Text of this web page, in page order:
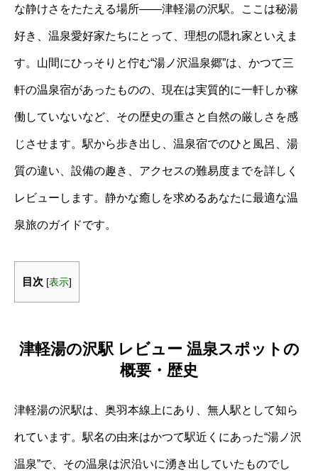
な静けさをたたえる場所――津軽湯の沢駅。ここは秘湯
好き、温泉愛好家たちにとって、理想の隠れ家といえま
す。山間にひっそりと佇む“湯ノ沢温泉郷”は、かつて三
軒の温泉宿があったものの、現在は実質的に一軒しか稼
働していないなど、その歴史の重さと自然の厳しさを感
じさせます。駅から歩き出し、温泉宿でのひと風呂、湯
質の違い、設備の趣き、アクセスの難易度までを詳しく
レビューします。静かな癒しを求めるあなたに最適な温
泉旅のガイドです。
目次 [表示]
津軽湯の沢駅 レビュー 温泉スポットの
概要・歴史
津軽湯の沢駅は、奥羽本線上にあり、無人駅として知ら
れています。駅名の由来はかつて駅近くにあった“湯ノ沢
温泉”で、その温泉は沢沿いに湧き出していたものでし